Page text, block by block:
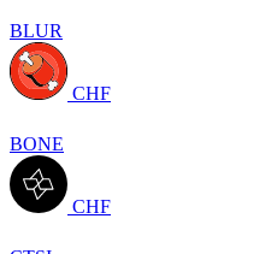
BLUR
CHF
BONE
CHF